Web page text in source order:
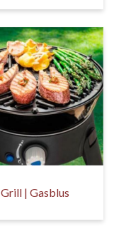
Grill | Gasblus